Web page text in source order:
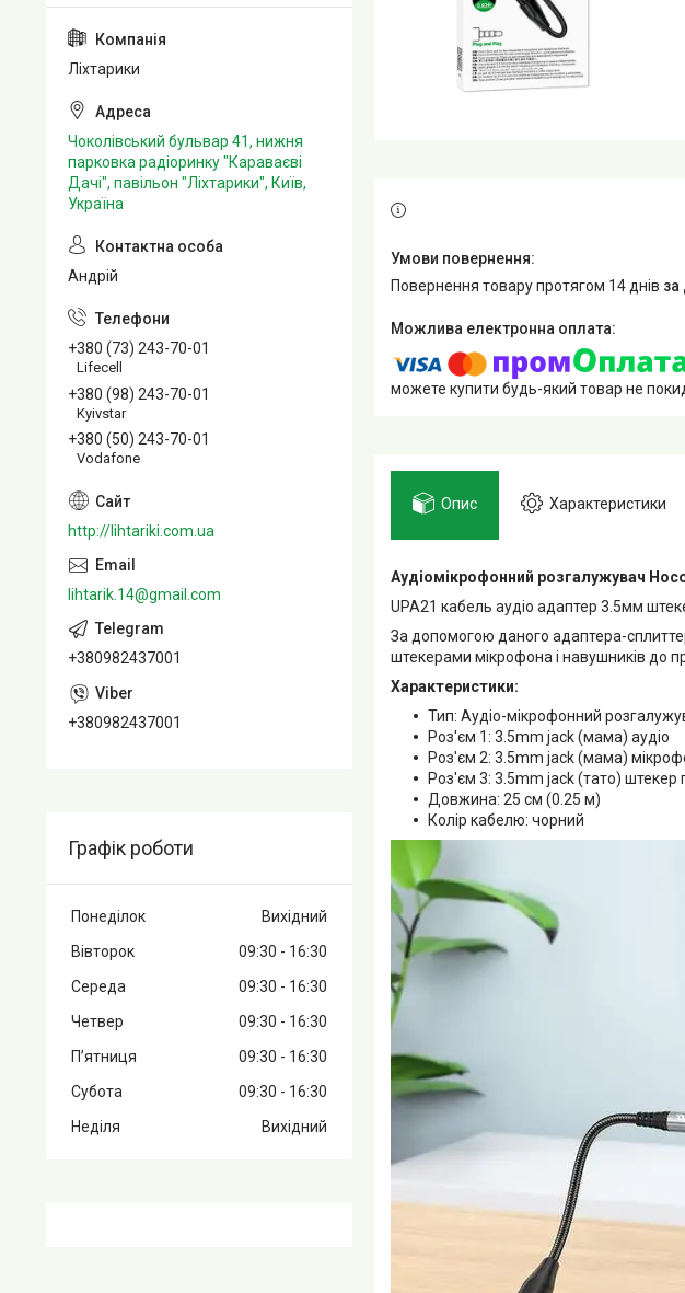
повернення товару протягом 14 днів
можете купити будь-який товар не
Опис Характеристики
Аудіомікрофонний розгалужувач
UPA21 кабель аудіо адаптер 3.5мм
За допомогою даного адаптера-
штекерами мікрофона і навушників до
Характеристики:
Тип: Аудіо-мікрофонний
Роз'єм 1: 3.5mm jack (мама) аудіо
Роз'єм 2: 3.5mm jack (мама)
Роз'єм 3: 3.5mm jack (тато) штекер
Довжина: 25 см (0.25 м)
Колір кабелю: чорний
Ліхтарики
Чоколівський бульвар 41, нижня
парковка радіоринку "Караваєві
Дачі", павільон "Ліхтарики", Київ,
Україна
Андрій
+380 (73) 243-70-01
Lifecell
+380 (98) 243-70-01
Kyivstar
+380 (50) 243-70-01
Vodafone
http://lihtariki.com.ua
lihtarik.14@gmail.com
+380982437001
+380982437001
Графік роботи
Понеділок
Вихідний
Вівторок
09:30
16:30
Середа
09:30
16:30
Четвер
09:30
16:30
Пʼятниця
09:30
16:30
Субота
09:30
16:30
Неділя
Вихідний